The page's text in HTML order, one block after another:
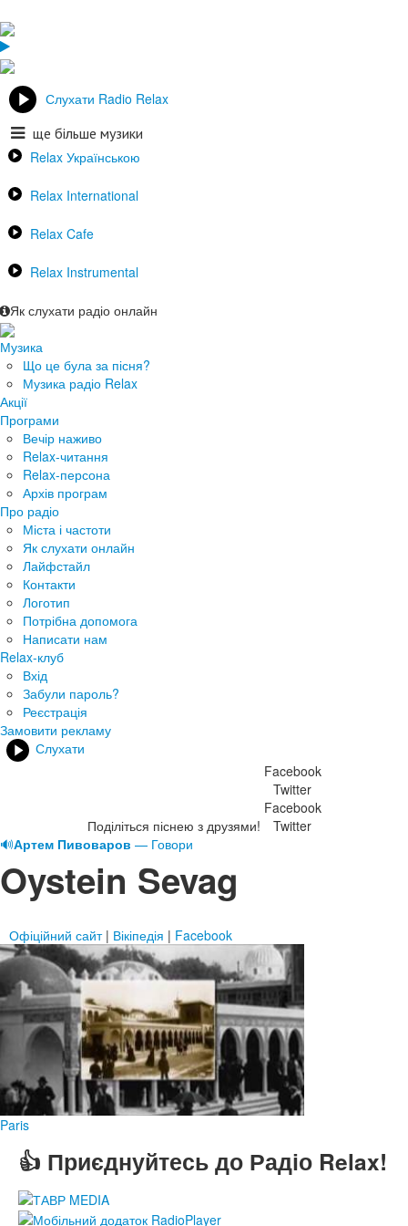
Слухати Radio Relax
ще більше музики
Relax Українською
Relax International
Relax Cafe
Relax Instrumental
Як слухати радіо онлайн
Музика
Що це була за пісня?
Музика радіо Relax
Акції
Програми
Вечір наживо
Relax-читання
Relax-персона
Архів програм
Про радіо
Міста і частоти
Як слухати онлайн
Лайфстайл
Контакти
Логотип
Потрібна допомога
Написати нам
Relax-клуб
Вхід
Забули пароль?
Реєстрація
Замовити рекламу
Слухати
Поділіться піснею з друзями!
Facebook
Twitter
Facebook
Twitter
🔊Артем Пивоваров — Говори
Oystein Sevag
Офіційний сайт| Вікіпедія | Facebook
Paris
👍 Приєднуйтесь до Радіо Relax!